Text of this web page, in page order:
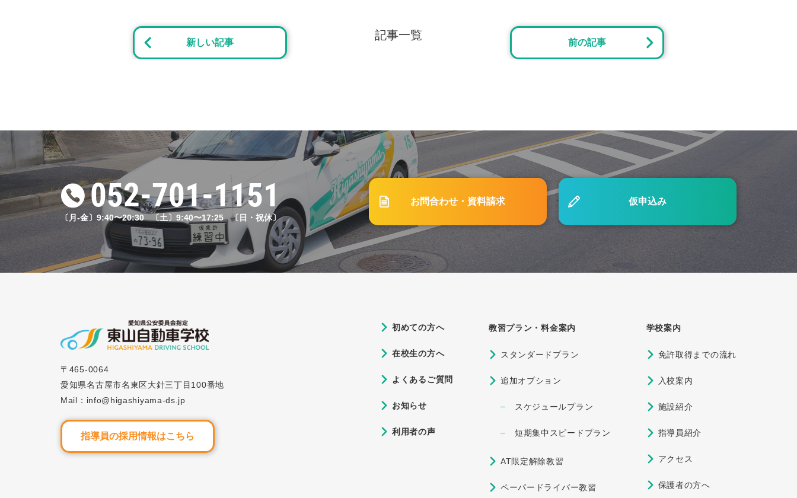
ブログ
#24「免許は必要？いらない？それぞれの意見とメリットデメリット」
#25「自動車学校と教習所の違いとは？「公認校」と「非公認校」についても解説」
ブログ 2024.05.15
#38「自動車学校のキャンセル待ちとは？予約しやすいタイミングとは」
#8「自動車学校の学科教習のベストな受け方は？よくある失敗と合わせてご紹介！」
新しい記事
記事一覧
前の記事
052-701-1151
〔月-金〕9:40〜20:30 〔土〕9:40〜17:25 〔日・祝休〕
お問合わせ・資料請求 仮申込み
〒465-0064
愛知県名古屋市名東区大針三丁目100番地
Mail：info@higashiyama-ds.jp
指導員の採用情報はこちら
初めての方へ
在校生の方へ
よくあるご質問
お知らせ
利用者の声
教習プラン・料金案内
スタンダードプラン
追加オプション
スケジュールプラン
短期集中スピードプラン
AT限定解除教習
ペーパードライバー教習
学校案内
免許取得までの流れ
入校案内
施設紹介
指導員紹介
アクセス
保護者の方へ